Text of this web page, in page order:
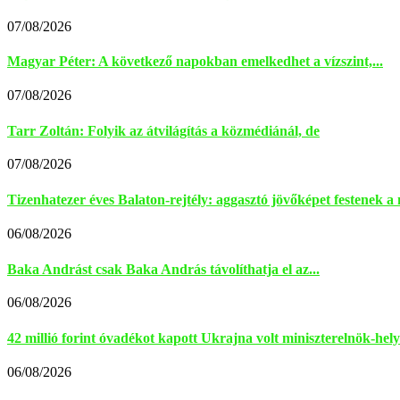
07/08/2026
Magyar Péter: A következő napokban emelkedhet a vízszint,...
07/08/2026
Tarr Zoltán: Folyik az átvilágítás a közmédiánál, de
07/08/2026
Tizenhatezer éves Balaton-rejtély: aggasztó jövőképet festenek a
06/08/2026
Baka Andrást csak Baka András távolíthatja el az...
06/08/2026
42 millió forint óvadékot kapott Ukrajna volt miniszterelnök-
06/08/2026